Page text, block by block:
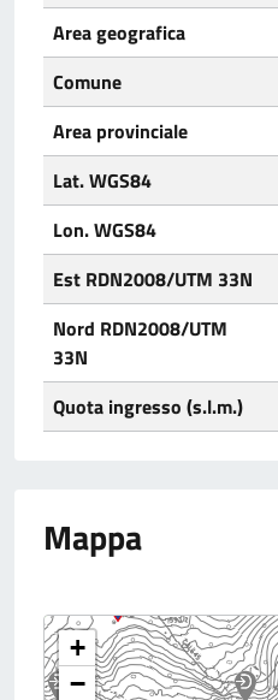
Area geografica
Comune
Area provinciale
Lat. WGS84
Lon. WGS84
Est RDN2008/UTM 33N
Nord RDN2008/UTM
33N
Quota ingresso (s.l.m.)
Mappa
+
−